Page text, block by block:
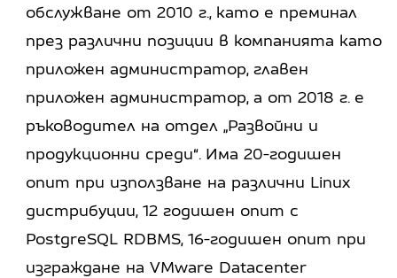
обслужване от 2010 г., като е преминал
през различни позиции в компанията като
приложен администратор, главен
приложен администратор, а от 2018 г. е
ръководител на отдел „Развойни и
продукционни среди“. Има 20-годишен
опит при използване на различни Linux
дистрибуции, 12 годишен опит с
PostgreSQL RDBMS, 16-годишен опит при
изграждане на VMware Datacenter